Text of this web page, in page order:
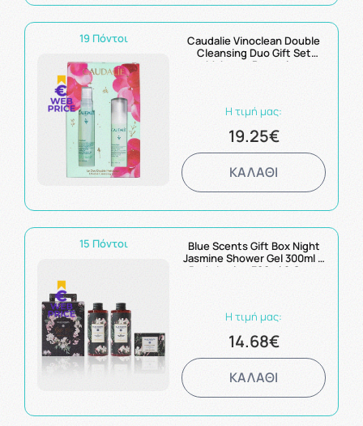
19 Πόντοι
Caudalie Vinoclean Double
Cleansing Duo Gift Set
Make-up Removing
Καθαρισμού 50ml
Η τιμή μας:
19.25€
ΚΑΛΑΘΙ
15 Πόντοι
Blue Scents Gift Box Night
Jasmine Shower Gel 300ml &
Body Lotion 300ml & Soap
Η τιμή μας:
14.68€
ΚΑΛΑΘΙ